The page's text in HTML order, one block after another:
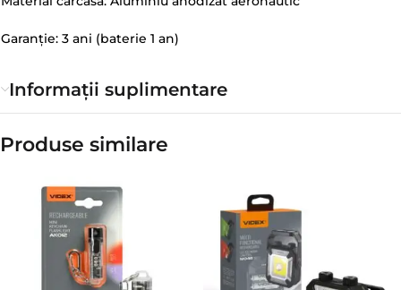
Garanție: 3 ani (baterie 1 an)
Informații suplimentare
Produse similare​